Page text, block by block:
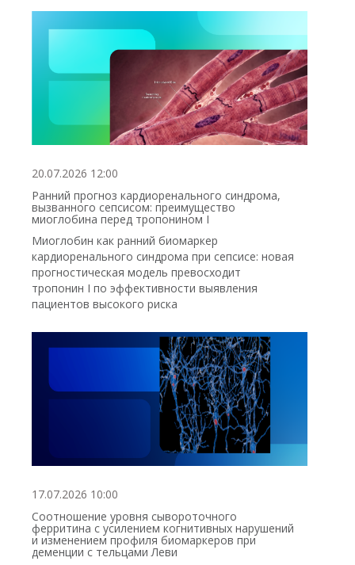
20.07.2026 12:00
Ранний прогноз кардиоренального синдрома,
вызванного сепсисом: преимущество
миоглобина перед тропонином I
Миоглобин как ранний биомаркер
кардиоренального синдрома при сепсисе: новая
прогностическая модель превосходит
тропонин I по эффективности выявления
пациентов высокого риска
17.07.2026 10:00
Соотношение уровня сывороточного
ферритина с усилением когнитивных нарушений
и изменением профиля биомаркеров при
деменции с тельцами Леви